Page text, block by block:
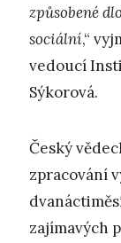
způsobené
sociální,“
vedoucí
Sýkorová.
Český
zpracování
zajímavých